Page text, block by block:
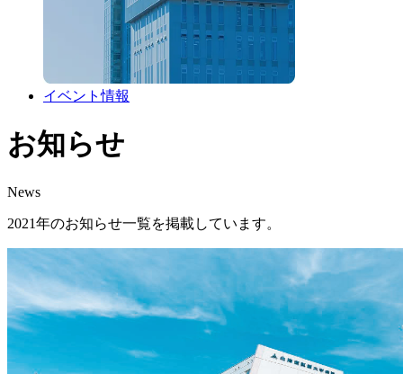
イベント情報
お知らせ
News
2021年のお知らせ一覧を掲載しています。